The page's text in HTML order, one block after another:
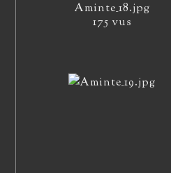
Aminte_18.jpg
175 vus